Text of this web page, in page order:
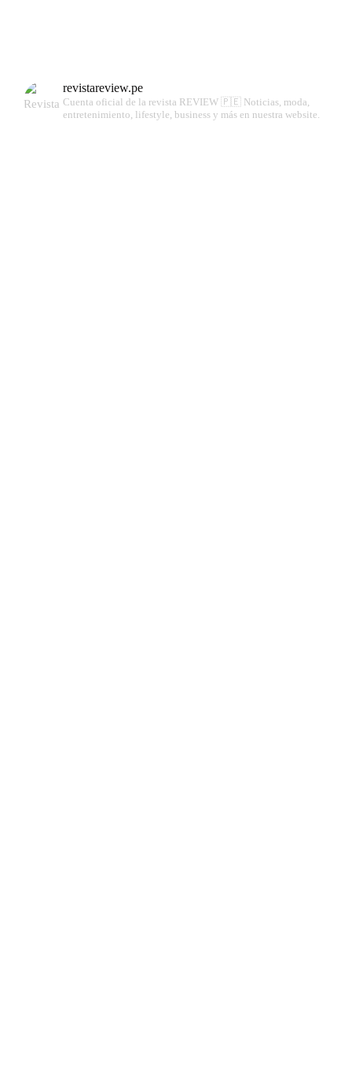
revistareview.pe
Cuenta oficial de la revista REVIEW 🇵🇪 Noticias, moda,
entretenimiento, lifestyle, business y más en nuestra website.